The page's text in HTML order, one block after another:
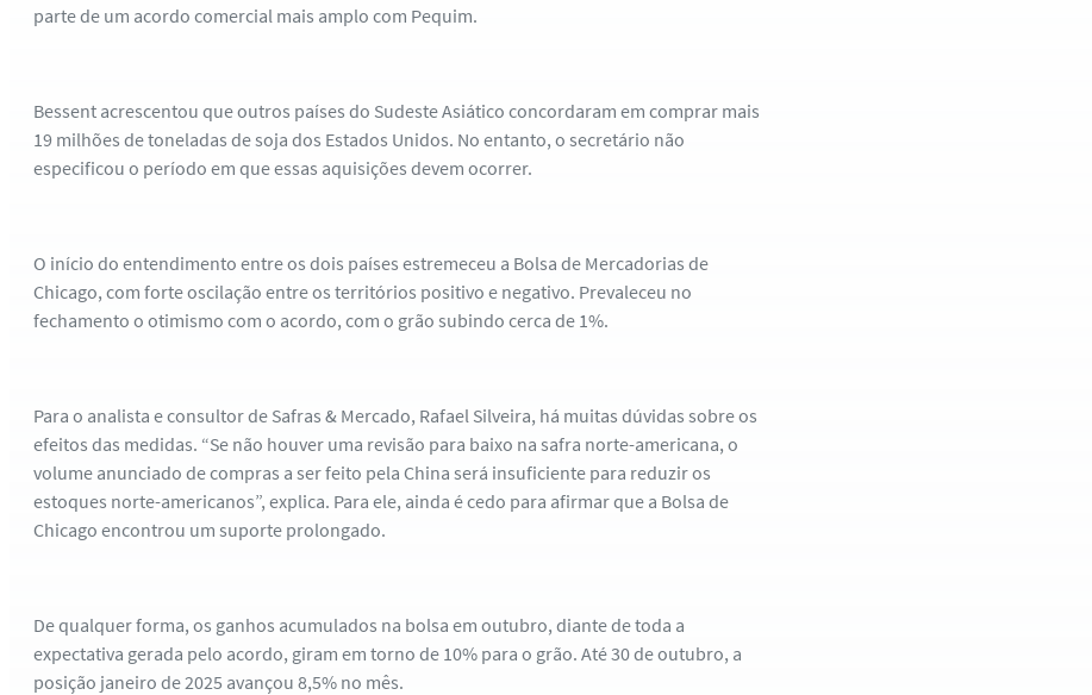
parte de um acordo comercial mais amplo com Pequim.
Bessent acrescentou que outros países do Sudeste Asiático concordaram em comprar mais
19 milhões de toneladas de soja dos Estados Unidos. No entanto, o secretário não
especificou o período em que essas aquisições devem ocorrer.
O início do entendimento entre os dois países estremeceu a Bolsa de Mercadorias de
Chicago, com forte oscilação entre os territórios positivo e negativo. Prevaleceu no
fechamento o otimismo com o acordo, com o grão subindo cerca de 1%.
Para o analista e consultor de Safras & Mercado, Rafael Silveira, há muitas dúvidas sobre os
efeitos das medidas. “Se não houver uma revisão para baixo na safra norte-americana, o
volume anunciado de compras a ser feito pela China será insuficiente para reduzir os
estoques norte-americanos”, explica. Para ele, ainda é cedo para afirmar que a Bolsa de
Chicago encontrou um suporte prolongado.
De qualquer forma, os ganhos acumulados na bolsa em outubro, diante de toda a
expectativa gerada pelo acordo, giram em torno de 10% para o grão. Até 30 de outubro, a
posição janeiro de 2025 avançou 8,5% no mês.